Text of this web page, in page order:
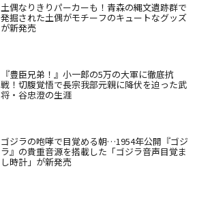
土偶なりきりパーカーも！青森の縄文遺跡群で
発掘された土偶がモチーフのキュートなグッズ
が新発売
『豊臣兄弟！』小一郎の5万の大軍に徹底抗
戦！切腹覚悟で長宗我部元親に降伏を迫った武
将・谷忠澄の生涯
ゴジラの咆哮で目覚める朝…1954年公開『ゴジ
ラ』の貴重音源を搭載した「ゴジラ音声目覚ま
し時計」が新発売